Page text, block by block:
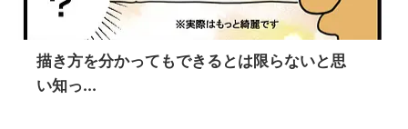
描き方を分かってもできるとは限らないと思
い知っ...